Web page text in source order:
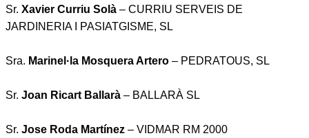
Sr. Xavier Curriu Solà – CURRIU SERVEIS DE
JARDINERIA I PASIATGISME, SL
Sra. Marinel·la Mosquera Artero – PEDRATOUS, SL
Sr. Joan Ricart Ballarà – BALLARÀ SL
Sr. Jose Roda Martínez – VIDMAR RM 2000